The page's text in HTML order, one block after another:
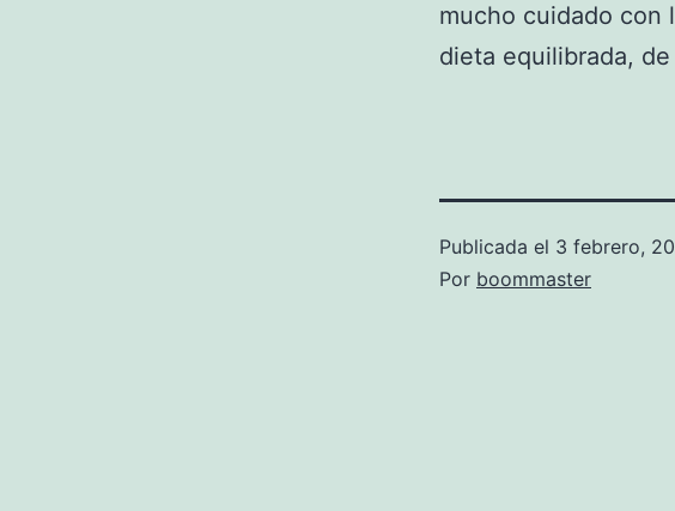
mucho cuidado con
dieta equilibrada,
Publicada el 3 febrero,
Por boommaster